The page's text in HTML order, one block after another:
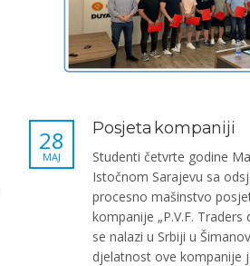
Posjeta kompaniji
28
MAJ
Studenti četvrte godine
Istočnom Sarajevu sa
procesno mašinstvo
kompanije „P.V.F.
se nalazi u Srbiji u
djelatnost ove kompanije